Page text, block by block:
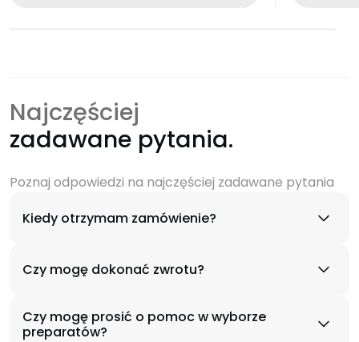
Najczęściej
zadawane pytania.
Poznaj odpowiedzi na najczęściej zadawane pytania
Kiedy otrzymam zamówienie?
Czy mogę dokonać zwrotu?
Czy mogę prosić o pomoc w wyborze
preparatów?